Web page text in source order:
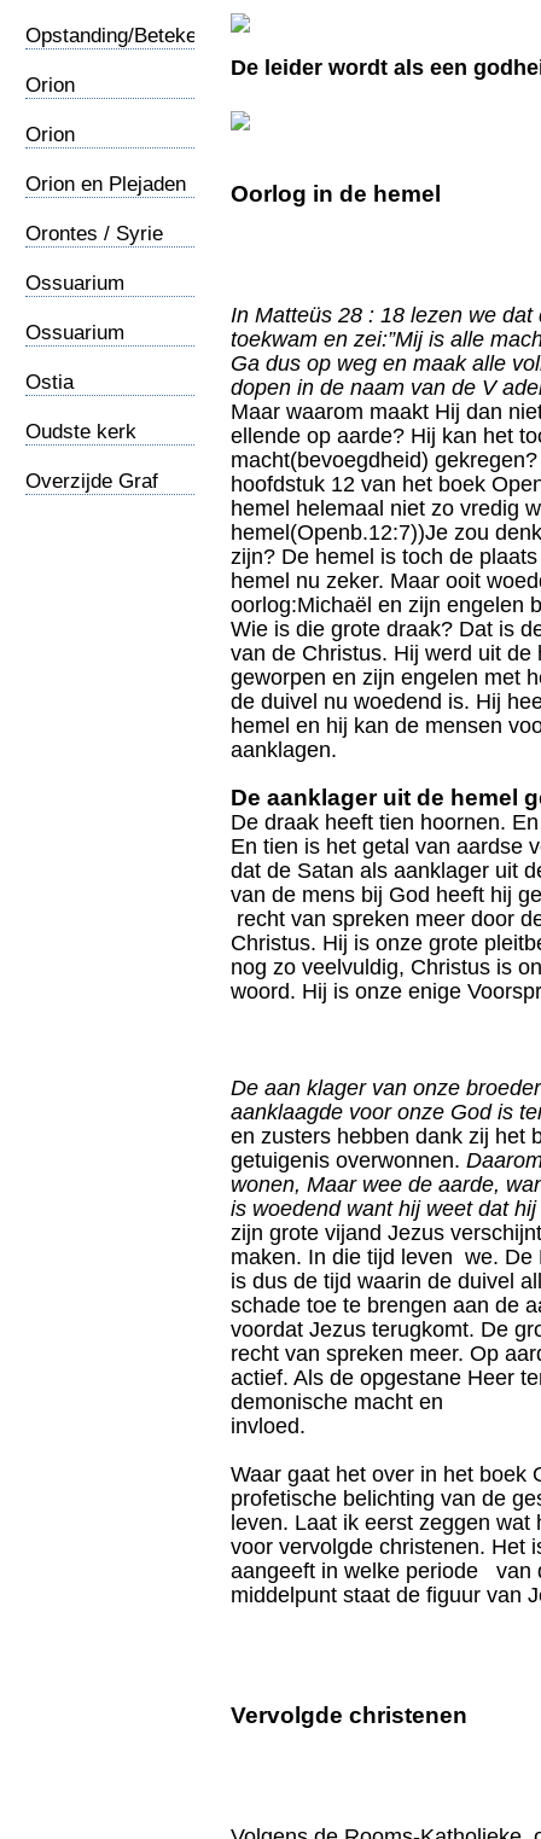
Opstanding/Betekenis
Orion
Orion
Orion en Plejaden
Orontes / Syrie
Ossuarium
Ossuarium
Ostia
Oudste kerk
Overzijde Graf
De leider wordt als een
Oorlog in de hemel
In Matteüs 28 : 18 lezen we
toekwam en zei:”Mij is alle
Ga dus op weg en maak alle
dopen in de naam van de V
Maar waarom maakt Hij dan
ellende op aarde? Hij kan het
macht(bevoegdheid)
hoofdstuk 12 van het boek
hemel helemaal niet zo vredig
hemel(Openb.12:7))Je zou
zijn? De hemel is toch de
hemel nu zeker. Maar ooit
oorlog:Michaël en zijn engelen
Wie is die grote draak? Dat is
van de Christus. Hij werd uit
geworpen en zijn engelen met
de duivel nu woedend is. Hij
hemel en hij kan de mensen
aanklagen.
De aanklager uit de hemel
De draak heeft tien hoornen.
En tien is het getal van aardse
dat de Satan als aanklager uit
van de mens bij God heeft hij
recht van spreken meer door
Christus. Hij is onze grote
nog zo veelvuldig, Christus is
woord. Hij is onze enige
De aan klager van onze
aanklaagde voor onze God is
en zusters hebben dank zij het
getuigenis overwonnen.
wonen, Maar wee de aarde,
is woedend want hij weet dat
zijn grote vijand Jezus
maken. In die tijd leven we.
is dus de tijd waarin de duivel
schade toe te brengen aan de
voordat Jezus terugkomt. De
recht van spreken meer. Op
actief. Als de opgestane Heer
demonische macht en
Waar gaat het over in het boek
profetische belichting van de
leven. Laat ik eerst zeggen
voor vervolgde christenen. Het
aangeeft in welke periode van
middelpunt staat de figuur van
Vervolgde christenen